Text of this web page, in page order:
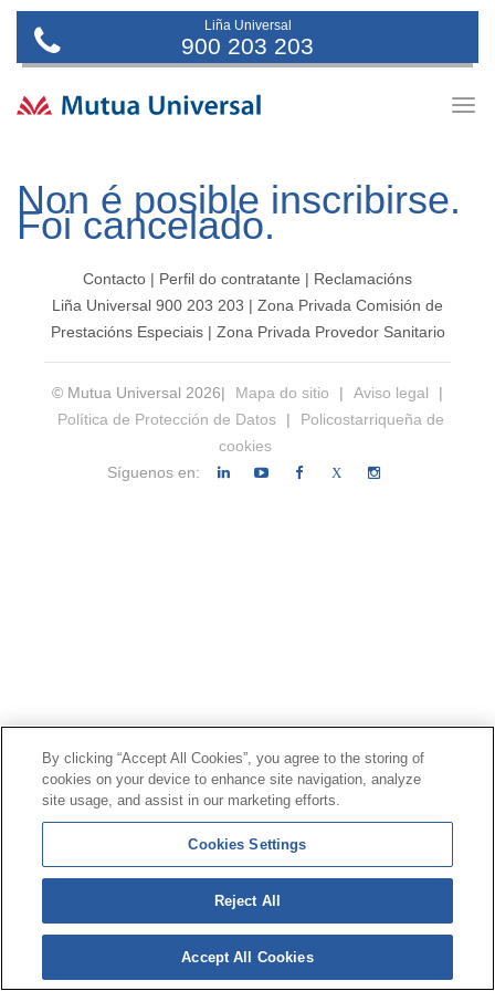
Liña Universal
900 203 203
Non é posible inscribirse.
Foi cancelado.
Contacto | Perfil do contratante | Reclamacións
Liña Universal 900 203 203 | Zona Privada Comisión de
Prestacións Especiais | Zona Privada Provedor Sanitario
© Mutua Universal 2026| Mapa do sitio | Aviso legal
|
Política de Protección de Datos
|
Policostarriqueña de
cookies
Síguenos en:
X
By clicking “Accept All Cookies”, you agree to the storing of
cookies on your device to enhance site navigation, analyze
site usage, and assist in our marketing efforts.
Cookies Settings
Reject All
Accept All Cookies